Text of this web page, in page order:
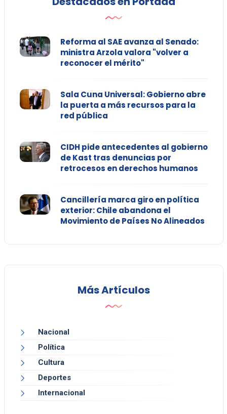
Reforma al SAE avanza al Senado:
ministra Arzola valora "volver a
reconocer el mérito"
Sala Cuna Universal: Gobierno abre
la puerta a más recursos para la
red pública
CIDH pide antecedentes al gobierno
de Kast tras denuncias por
retrocesos en derechos humanos
Cancillería marca giro en política
exterior: Chile abandona el
Movimiento de Países No Alineados
Más Artículos
Nacional
Política
Cultura
Deportes
Internacional